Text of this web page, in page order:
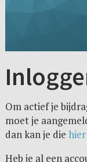
Om actief je
moet je
dan kan je die
Heb je al een